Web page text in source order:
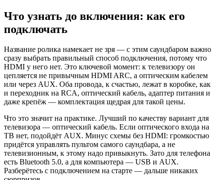
Что узнать до включения: как его
подключать
Название ролика намекает не зря — с этим саундбаром важно
сразу выбрать правильный способ подключения, потому что
HDMI у него нет. Это ключевой момент: к телевизору он
цепляется не привычным HDMI ARC, а оптическим кабелем
или через AUX. Оба провода, к счастью, лежат в коробке, как
и переходник на RCA, оптический кабель, адаптер питания и
даже крепёж — комплектация щедрая для такой цены.
Что это значит на практике. Лучший по качеству вариант для
телевизора — оптический кабель. Если оптического входа на
ТВ нет, подойдёт AUX. Минус схемы без HDMI: громкостью
придётся управлять пультом самого саундбара, а не
телевизионным, к этому надо привыкнуть. Зато для телефона
есть Bluetooth 5.0, а для компьютера — USB и AUX.
Разберётесь с подключением на старте — дальше никаких